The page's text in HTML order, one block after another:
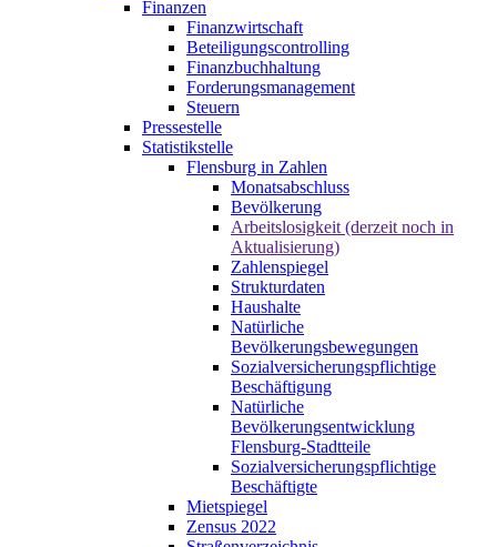
Finanzen
Finanzwirtschaft
Beteiligungscontrolling
Finanzbuchhaltung
Forderungsmanagement
Steuern
Pressestelle
Statistikstelle
Flensburg in Zahlen
Monatsabschluss
Bevölkerung
Arbeitslosigkeit (derzeit noch in
Aktualisierung)
Zahlenspiegel
Strukturdaten
Haushalte
Natürliche
Bevölkerungsbewegungen
Sozialversicherungspflichtige
Beschäftigung
Natürliche
Bevölkerungsentwicklung
Flensburg-Stadtteile
Sozialversicherungspflichtige
Beschäftigte
Mietspiegel
Zensus 2022